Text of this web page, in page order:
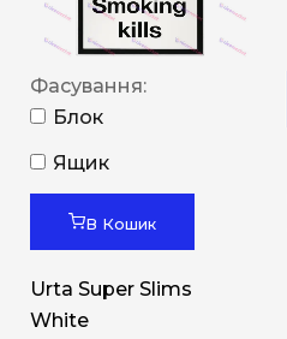
Фасування:
Блок
Ящик
В Кошик
Urta Super Slims
White